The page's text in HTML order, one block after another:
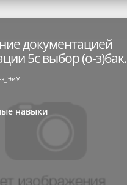
документацией
5с выбор (о-з)бак.
навыки